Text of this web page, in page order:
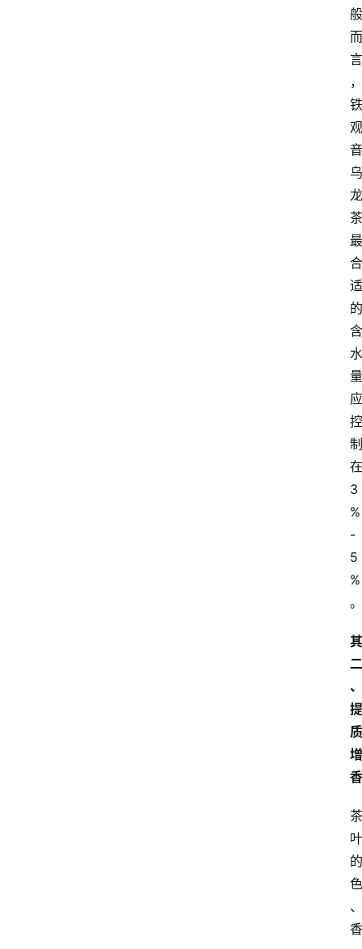
般
而
言
，
铁
观
音
乌
龙
茶
最
合
适
的
含
水
量
应
控
制
在
3
%
-
5
%
。
其
二
、
提
质
增
香
茶
叶
的
色
、
香